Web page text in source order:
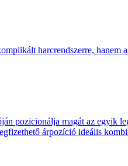
harcrendszerre, hanem
magát az egyik
árpozíció ideális